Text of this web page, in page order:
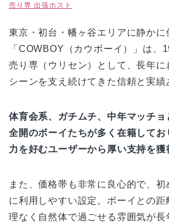
売り専 出張ホスト
東京・初台・幡ヶ谷エリアに静かに
「COWBOY（カウボーイ）」は、
売り専（ウリセン）として、長年に
シーンを支え続けてきた信頼と実績
体育会系、ガチムチ、中年マッチョ
全開のボーイたちが多く在籍して
力を好むユーザーから厚い支持を獲
また、価格帯も非常に良心的で、
に利用しやすい設定。ボーイとの
理なく自然体で過ごせる雰囲気が長